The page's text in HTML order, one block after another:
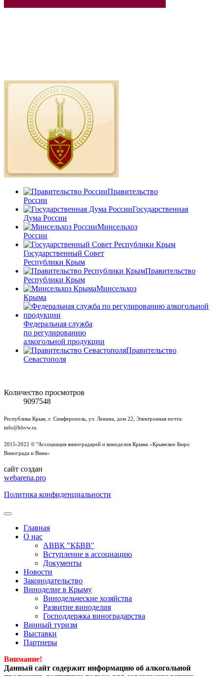
Правительство
России
Государственная
Дума России
Минсельхоз
России
Государственный Совет
Республики Крым
Правительство
Республики Крым
Минсельхоз
Крыма
Федеральная служба
по регулированию
алкогольной продукции
Правительство
Севастополя
Количество просмотров
9097548
Республика Крым, г. Симферополь, ул. Ленина, дом 22, Электронная почта:
info@kbvw.ru
2015-2022 © "Ассоциация виноградарей и виноделов Крыма «Крымское Бюро
Винограда и Вина»
сайт создан
webarena.pro
Политика конфиденциальности
Главная
О нас
АВВК "КБВВ"
Вступление в ассоциацию
Документы
Новости
Законодательство
Виноделие в Крыму
Винодельческие хозяйства
Развитие виноделия
Господдержка виноградарства
Винный туризм
Выставки
Партнеры
Внимание!
Данный сайт содержит информацию об алкогольной